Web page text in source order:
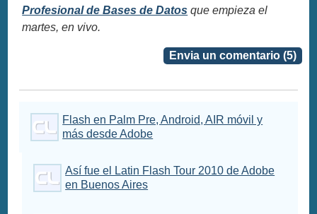
Profesional de Bases de Datos que empieza el
martes, en vivo.
Envia un comentario (5)
Flash en Palm Pre, Android, AIR móvil y
más desde Adobe
Así fue el Latin Flash Tour 2010 de Adobe
en Buenos Aires